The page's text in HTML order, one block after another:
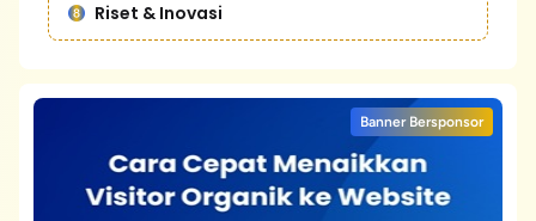
Riset & Inovasi
Banner Bersponsor